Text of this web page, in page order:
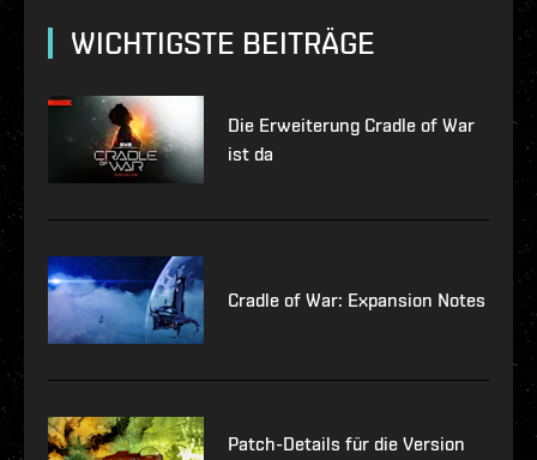
WICHTIGSTE BEITRÄGE
Die Erweiterung Cradle of War
ist da
Cradle of War: Expansion Notes
Patch-Details für die Version